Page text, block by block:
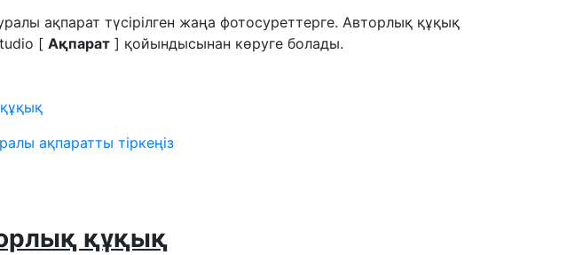
ақпарат түсірілген жаңа фотосуреттерге. Авторлық құқық
[ Ақпарат ] қойындысынан көруге болады.
ақпаратты тіркеңіз
құқық